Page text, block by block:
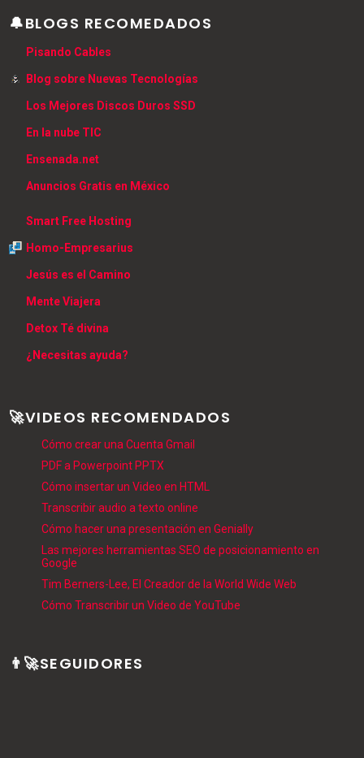
🔔BLOGS RECOMEDADOS
Pisando Cables
Blog sobre Nuevas Tecnologías
Los Mejores Discos Duros SSD
En la nube TIC
Ensenada.net
Anuncios Gratis en México
Smart Free Hosting
Homo-Empresarius
Jesús es el Camino
Mente Viajera
Detox Té divina
¿Necesitas ayuda?
🚀VIDEOS RECOMENDADOS
Cómo crear una Cuenta Gmail
PDF a Powerpoint PPTX
Cómo insertar un Video en HTML
Transcribir audio a texto online
Cómo hacer una presentación en Genially
Las mejores herramientas SEO de posicionamiento en
Google
Tim Berners-Lee, El Creador de la World Wide Web
Cómo Transcribir un Video de YouTube
👨‍🚀SEGUIDORES